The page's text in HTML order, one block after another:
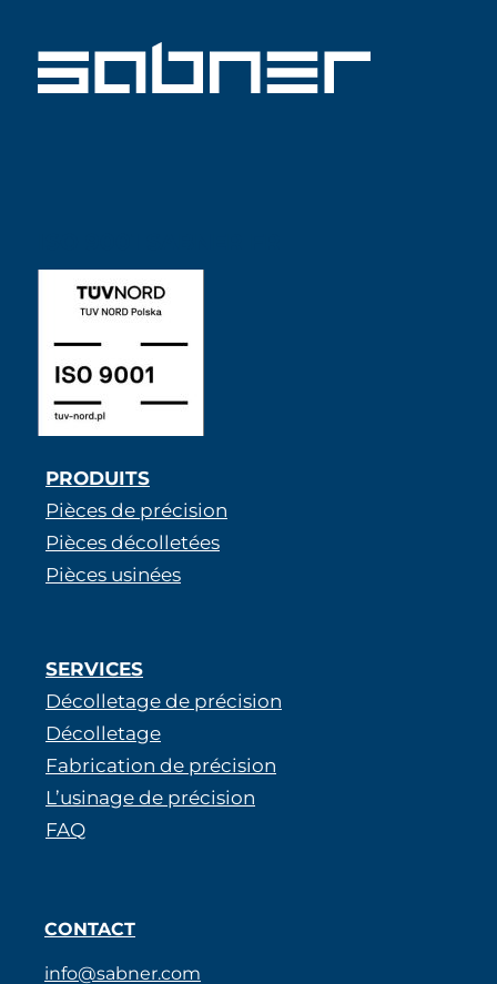
PRODUITS
Pièces de précision
Pièces décolletées
Pièces usinées
SERVICES
Décolletage de précision
Décolletage
Fabrication de précision
L’usinage de précision
FAQ
CONTACT
info@sabner.com